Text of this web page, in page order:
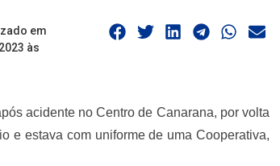
em
às
acidente no Centro de Canarana, por volta
e estava com uniforme de uma Cooperativa,